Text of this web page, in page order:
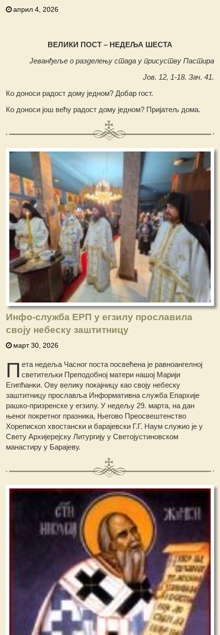
април 4, 2026
ВЕЛИКИ ПОСТ – НЕДЕЉА ШЕСТА
Јеванђеље о разделењу стада у присуству Пастира
Јов. 12, 1-18. Зач. 41.
Ко доноси радост дому једном? Добар гост.
Ко доноси још већу радост дому једном? Пријатељ дома.
Инфо-служба ЕРП у егзилу прославила
своју небеску заштитницу
март 30, 2026
П ета недеља Часног поста посвећена је равноангелној
светитељки Преподобној матери нашој Марији
Египћанки. Ову велику покајницу као своју небеску
заштитницу прославља Информативна служба Епархије
рашко-призренске у егзилу. У недељу 29. марта, на дан
њеног покретног празника, Његово Преосвештенство
Хорепископ хвостански и барајевски Г.Г. Наум служио је у
Свету Архијерејску Литургију у Светојустиновском
манастиру у Барајеву.